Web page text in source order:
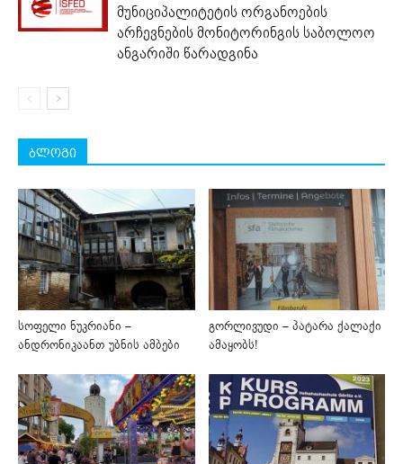
მუნიციპალიტეტის ორგანოების
არჩევნების მონიტორინგის საბოლოო
ანგარიში წარადგინა
ბლოგი
სოფელი ნუკრიანი –
ანდრონიკაანთ უბნის ამბები
გორლივუდი – პატარა ქალაქი
ამაყობს!